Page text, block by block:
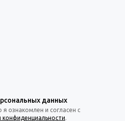
данных
ознакомлен и согласен с
.